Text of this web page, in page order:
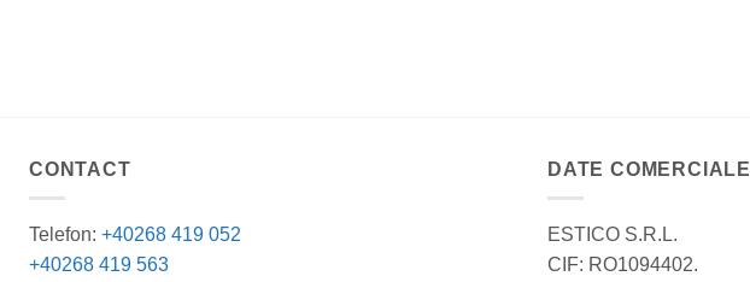
CONTACT
Telefon: +40268 419 052
+40268 419 563
DATE COMERCIALE
ESTICO S.R.L.
CIF: RO1094402.